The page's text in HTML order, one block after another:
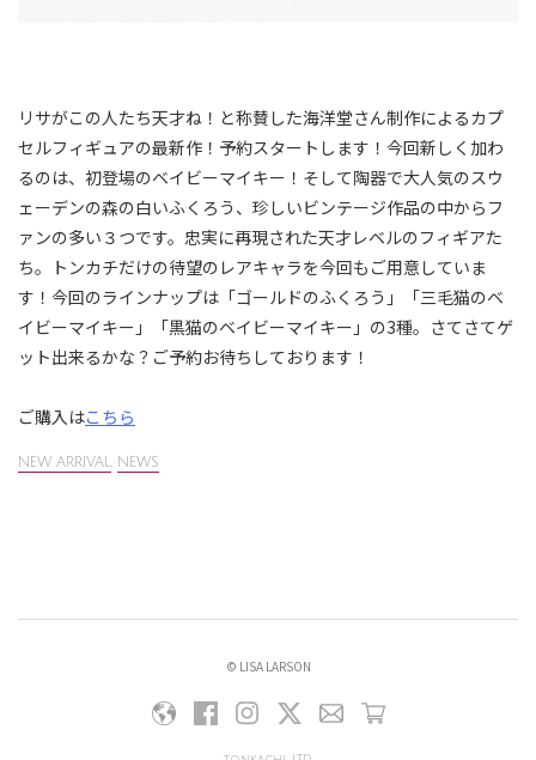
リサがこの人たち天才ね！と称賛した海洋堂さん制作によるカプ
セルフィギュアの最新作！予約スタートします！今回新しく加わ
るのは、初登場のベイビーマイキー！そして陶器で大人気のスウ
ェーデンの森の白いふくろう、珍しいビンテージ作品の中からフ
ァンの多い３つです。忠実に再現された天才レベルのフィギアた
ち。トンカチだけの待望のレアキャラを今回もご用意していま
す！今回のラインナップは「ゴールドのふくろう」「三毛猫のベ
イビーマイキー」「黒猫のベイビーマイキー」の3種。さてさてゲ
ット出来るかな？ご予約お待ちしております！
ご購入はこちら
NEW ARRIVAL NEWS
© LISA LARSON